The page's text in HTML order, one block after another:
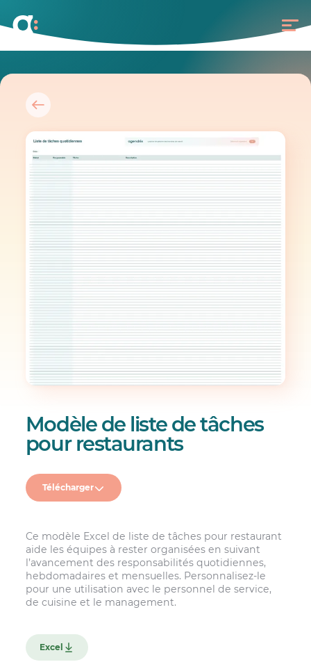
Télécharger
Modèle de liste de tâches
pour restaurants
Ce modèle Excel de liste de tâches pour restaurant
aide les équipes à rester organisées en suivant
l’avancement des responsabilités quotidiennes,
hebdomadaires et mensuelles. Personnalisez-le
pour une utilisation avec le personnel de service,
de cuisine et le management.
Excel